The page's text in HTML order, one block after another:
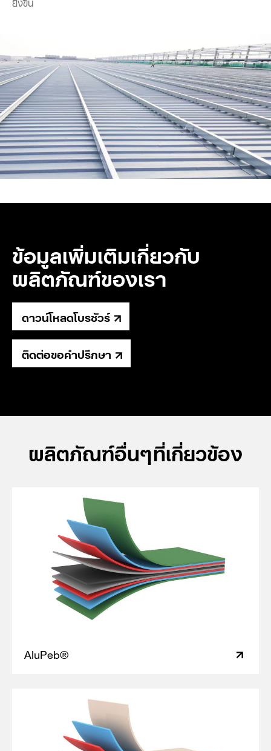
ข้อมูลเพิ่มเติมเกี่ยวกับ
ผลิตภัณฑ์ของเรา
ดาวน์โหลดโบรชัวร์
ติดต่อขอคำปรึกษา
ผลิตภัณฑ์อื่นๆที่เกี่ยวข้อง
AluPeb®